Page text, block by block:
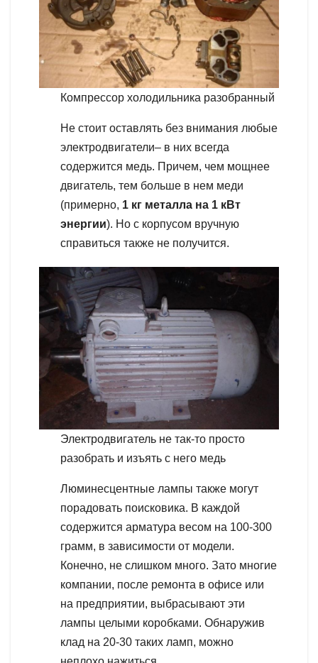
Компрессор холодильника разобранный
Не стоит оставлять без внимания любые
электродвигатели– в них всегда
содержится медь. Причем, чем мощнее
двигатель, тем больше в нем меди
(примерно, 1 кг металла на 1 кВт
энергии). Но с корпусом вручную
справиться также не получится.
Электродвигатель не так-то просто
разобрать и изъять с него медь
Люминесцентные лампы также могут
порадовать поисковика. В каждой
содержится арматура весом на 100-300
грамм, в зависимости от модели.
Конечно, не слишком много. Зато многие
компании, после ремонта в офисе или
на предприятии, выбрасывают эти
лампы целыми коробками. Обнаружив
клад на 20-30 таких ламп, можно